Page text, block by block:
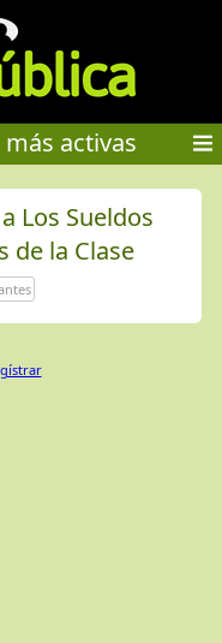
activas
Los Sueldos
de la Clase